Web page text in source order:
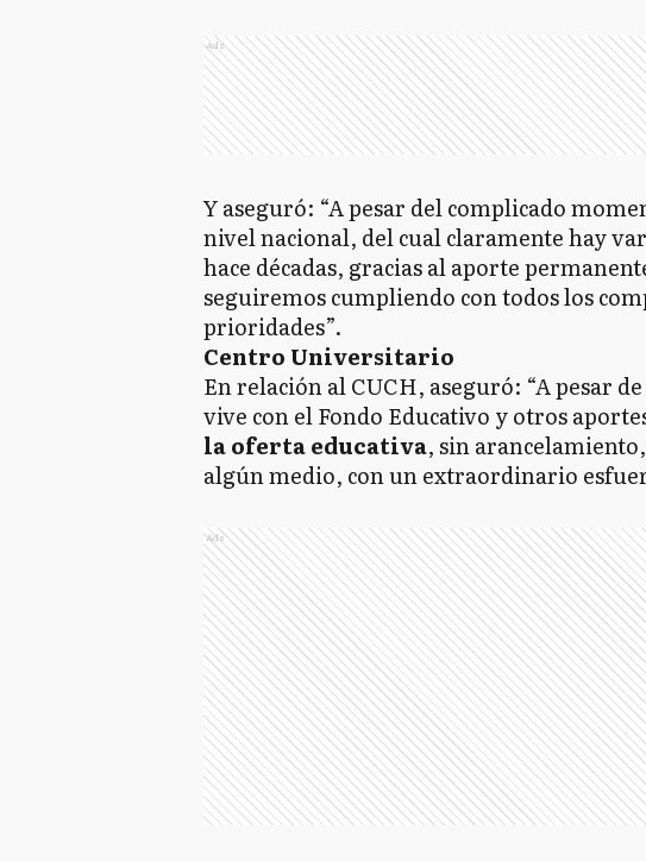
Ads
Y aseguró: “A pesar del complicado
nivel nacional, del cual claramente hay
hace décadas, gracias al aporte
seguiremos cumpliendo con todos los
prioridades”.
Centro Universitario
En relación al CUCH, aseguró: “A pesar
vive con el Fondo Educativo y otros
la oferta educativa, sin
algún medio, con un extraordinario
Ads